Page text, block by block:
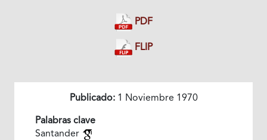
PDF
FLIP
Publicado:1 Noviembre 1970
Palabras clave
Santander